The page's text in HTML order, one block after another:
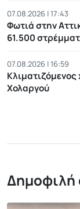
07.08.2026 | 17:43
Φωτιά στην
61.500
07.08.2026 | 16:59
Χολαργού
Δημοφιλή